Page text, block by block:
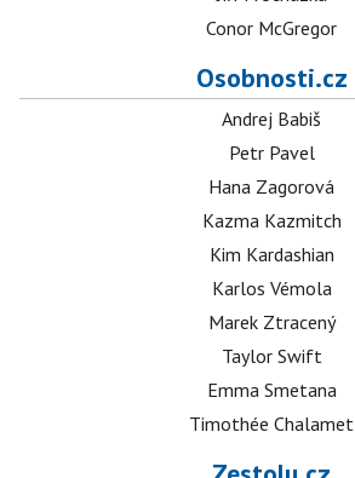
Conor McGregor
Osobnosti.cz
Andrej Babiš
Petr Pavel
Hana Zagorová
Kazma Kazmitch
Kim Kardashian
Karlos Vémola
Marek Ztracený
Taylor Swift
Emma Smetana
Timothée Chalamet